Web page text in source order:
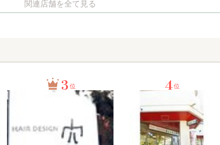
関連店舗を全て見る
3 位 4位